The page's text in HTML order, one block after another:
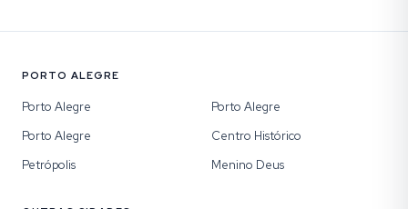
PORTO ALEGRE
Porto Alegre
Porto Alegre
Porto Alegre
Centro Histórico
Petrópolis
Menino Deus